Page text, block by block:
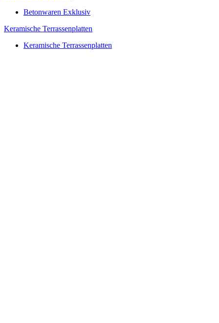
Betonwaren Exklusiv
Keramische Terrassenplatten
Keramische Terrassenplatten